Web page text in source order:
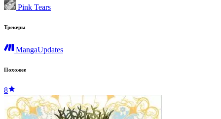
Pink Tears
Трекеры
MangaUpdates
Похожее
8